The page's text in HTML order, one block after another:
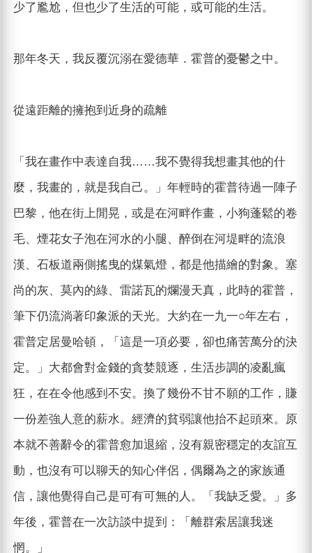
少了尷尬，但也少了生活的可能，或可能的生活。
那年冬天，我反覆沉溺在愛德華．霍普的憂鬱之中。
從遠距離的擁抱到近身的疏離
「我在畫作中表達自我……我不覺得我想畫其他的什
麼，我畫的，就是我自己。」年輕時的霍普待過一陣子
巴黎，他在街上閒晃，或是在河畔作畫，小狗蓬鬆的卷
毛、煙花女子泡在河水的小腿、醉倒在河堤畔的流浪
漢、石板道兩側搖曳的煤氣燈，都是他描繪的對象。塞
尚的灰、莫內的綠、雷諾瓦的爛漫天真，此時的霍普，
筆下仍流淌著印象派的天光。大約在一九一○年左右，
霍普定居曼哈頓，「這是一項必要，卻也痛苦萬分的決
定。」大都會對金錢的貪婪競逐，生活步調的凌亂瘋
狂，在在令他感到不安。換了幾份不甘不願的工作，賺
一份差強人意的薪水。經濟的貧弱讓他抬不起頭來。原
本就不善辭令的霍普愈加退縮，沒有親密穩定的友誼互
動，也沒有可以聊天的知心伴侶，偶爾為之的家族通
信，讓他覺得自己是可有可無的人。「我缺乏愛。」多
年後，霍普在一次訪談中提到：「離群索居讓我迷
惘。」